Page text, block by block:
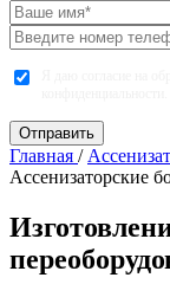
Главная /
Ассенизаторские